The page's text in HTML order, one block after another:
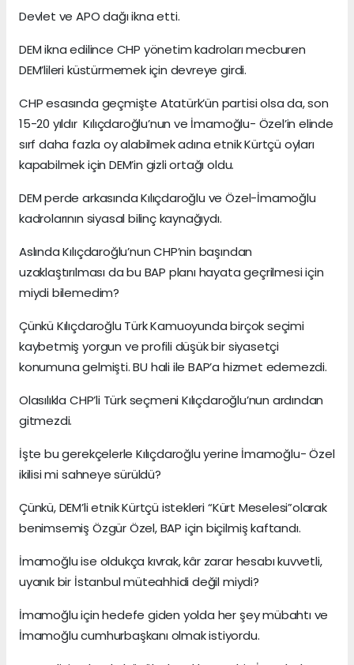
Devlet ve APO dağı ikna etti.
DEM ikna edilince CHP yönetim kadroları mecburen
DEM’lileri küstürmemek için devreye girdi.
CHP esasında geçmişte Atatürk’ün partisi olsa da, son
15-20 yıldır Kılıçdaroğlu’nun ve İmamoğlu- Özel’in elinde
sırf daha fazla oy alabilmek adına etnik Kürtçü oyları
kapabilmek için DEM’in gizli ortağı oldu.
DEM perde arkasında Kılıçdaroğlu ve Özel-İmamoğlu
kadrolarının siyasal bilinç kaynağıydı.
Aslında Kılıçdaroğlu’nun CHP’nin başından
uzaklaştırılması da bu BAP planı hayata geçrilmesi için
miydi bilemedim?
Çünkü Kılıçdaroğlu Türk Kamuoyunda birçok seçimi
kaybetmiş yorgun ve profili düşük bir siyasetçi
konumuna gelmişti. BU hali ile BAP’a hizmet edemezdi.
Olasılıkla CHP’li Türk seçmeni Kılıçdaroğlu’nun ardından
gitmezdi.
İşte bu gerekçelerle Kılıçdaroğlu yerine İmamoğlu- Özel
ikilisi mi sahneye sürüldü?
Çünkü, DEM’li etnik Kürtçü istekleri “Kürt Meselesi”olarak
benimsemiş Özgür Özel, BAP için biçilmiş kaftandı.
İmamoğlu ise oldukça kıvrak, kâr zarar hesabı kuvvetli,
uyanık bir İstanbul müteahhidi değil miydi?
İmamoğlu için hedefe giden yolda her şey mübahtı ve
İmamoğlu cumhurbaşkanı olmak istiyordu.